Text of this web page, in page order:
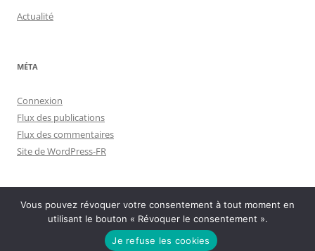
Actualité
MÉTA
Connexion
Flux des publications
Flux des commentaires
Site de WordPress-FR
Politique de confidentialité Fièrement propulsé par WordPress
Vous pouvez révoquer votre consentement à tout moment en
utilisant le bouton « Révoquer le consentement ».
Je refuse les cookies